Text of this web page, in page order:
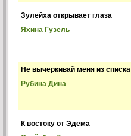
Зулейха открывает глаза
Яхина Гузель
Не вычеркивай меня из списка
Рубина Дина
К востоку от Эдема